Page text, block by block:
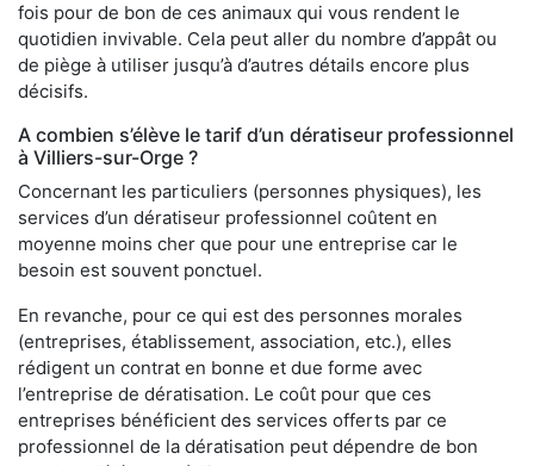
fois pour de bon de ces animaux qui vous rendent le
quotidien invivable. Cela peut aller du nombre d’appât ou
de piège à utiliser jusqu’à d’autres détails encore plus
décisifs.
A combien s’élève le tarif d’un dératiseur professionnel
à Villiers-sur-Orge ?
Concernant les particuliers (personnes physiques), les
services d’un dératiseur professionnel coûtent en
moyenne moins cher que pour une entreprise car le
besoin est souvent ponctuel.
En revanche, pour ce qui est des personnes morales
(entreprises, établissement, association, etc.), elles
rédigent un contrat en bonne et due forme avec
l’entreprise de dératisation. Le coût pour que ces
entreprises bénéficient des services offerts par ce
professionnel de la dératisation peut dépendre de bon